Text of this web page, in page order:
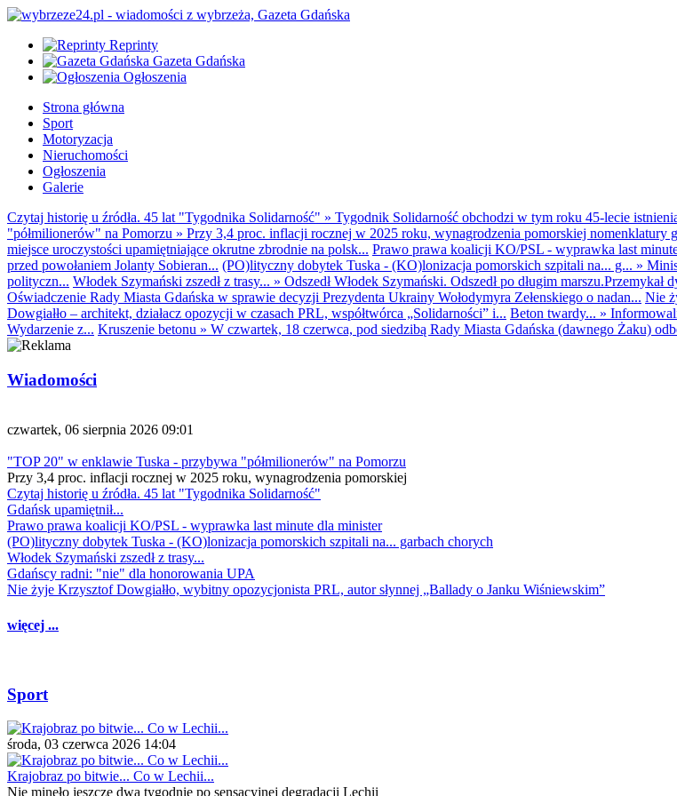
Reprinty
Gazeta Gdańska
Ogłoszenia
Strona główna
Sport
Motoryzacja
Nieruchomości
Ogłoszenia
Galerie
Czytaj historię u źródła. 45 lat "Tygodnika Solidarność" » Tygodnik Solidarność obchodzi w tym roku 45-lecie
"półmilionerów" na Pomorzu » Przy 3,4 proc. inflacji rocznej w 2025 roku, wynagrodzenia pomorskiej nomenklatury
miejsce uroczystości upamiętniające okrutne zbrodnie na polsk... Prawo prawa koalicji KO/PSL - wyprawka last
przed powołaniem Jolanty Sobieran... (PO)lityczny dobytek Tuska - (KO)lonizacja pomorskich szpitali na... g... »
polityczn... Włodek Szymański zszedł z trasy... » Odszedł Włodek Szymański. Odszedł po długim
Oświadczenie Rady Miasta Gdańska w sprawie decyzji Prezydenta Ukrainy Wołodymyra Zełenskiego o nadan... Nie
Dowgiałło – architekt, działacz opozycji w czasach PRL, współtwórca „Solidarności” i... Beton twardy... »
Wydarzenie z... Kruszenie betonu » W czwartek, 18 czerwca, pod siedzibą Rady Miasta Gdańska (dawnego Żaku)
Wiadomości
czwartek, 06 sierpnia 2026 09:01
"TOP 20" w enklawie Tuska - przybywa "półmilionerów" na Pomorzu
Przy 3,4 proc. inflacji rocznej w 2025 roku, wynagrodzenia pomorskiej
Czytaj historię u źródła. 45 lat "Tygodnika Solidarność"
Gdańsk upamiętnił...
Prawo prawa koalicji KO/PSL - wyprawka last minute dla minister
(PO)lityczny dobytek Tuska - (KO)lonizacja pomorskich szpitali na... garbach chorych
Włodek Szymański zszedł z trasy...
Gdańscy radni: "nie" dla honorowania UPA
Nie żyje Krzysztof Dowgiałło, wybitny opozycjonista PRL, autor słynnej „Ballady o Janku Wiśniewskim”
więcej ...
Sport
środa, 03 czerwca 2026 14:04
Krajobraz po bitwie... Co w Lechii...
Nie minęło jeszcze dwa tygodnie po sensacyjnej degradacji Lechii